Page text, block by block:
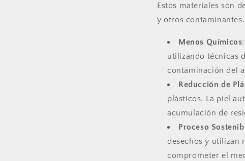
Estos materiales son
y otros contaminantes.
Menos Químicos
utilizando técnicas
contaminación del
Reducción de
plásticos. La piel
acumulación de
Proceso
desechos y utilizan
comprometer el